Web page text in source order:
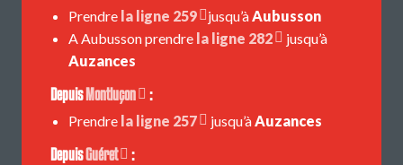
Prendre la ligne 259 jusqu’àAubusson
A Aubusson prendre la ligne 282
jusqu’à
Auzances
DepuisMontluçon :
Prendre la ligne 257 jusqu’àAuzances
DepuisGuéret :